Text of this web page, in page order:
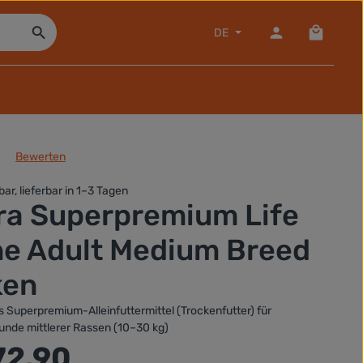
DE
Bewerten
lieferbar in 1–3 Tagen
Superpremium Life
Adult Medium Breed
Superpremium-Alleinfuttermittel (Trockenfutter) für
mittlerer Rassen (10–30 kg)